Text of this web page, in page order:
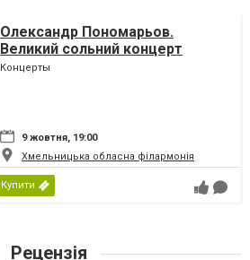
Олександр Пономарьов.
Великий сольний концерт
Концерты
9 жовтня, 19:00
Хмельницька обласна філармонія
Купити
Рецензія